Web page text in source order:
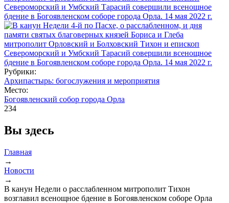
Рубрики:
Архипастырь: богослужения и мероприятия
Место:
Богоявленский собор города Орла
234
Вы здесь
Главная
→
Новости
→
В канун Недели о расслабленном митрополит Тихон
возглавил всенощное бдение в Богоявленском соборе Орла